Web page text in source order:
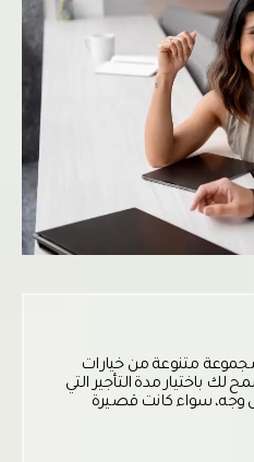
متنوعة من خيارات
لك باختيار مدة التأجير التي
وجه، سواء كانت قصيرة